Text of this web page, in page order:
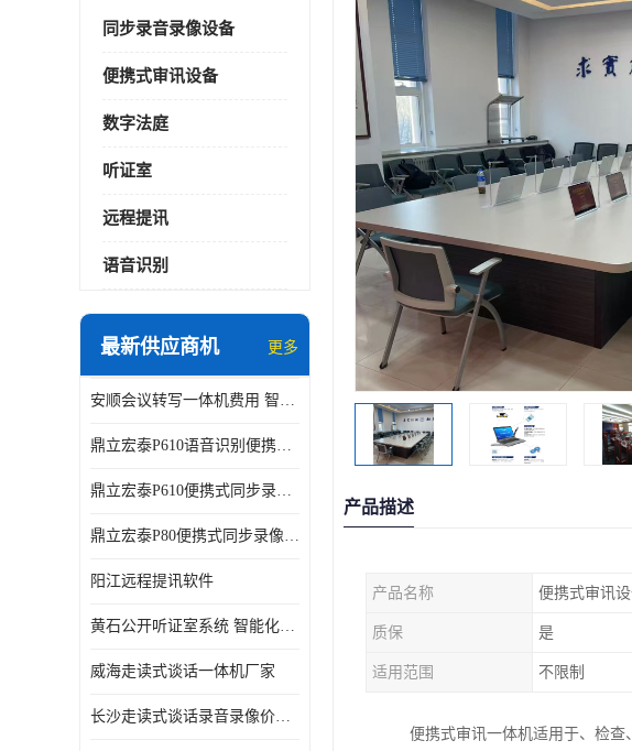
同步录音录像设备
便携式审讯设备
数字法庭
听证室
远程提讯
语音识别
最新供应商机 更多
安顺会议转写一体机费用 智能化水平
鼎立宏泰P610语音识别便携式同步录像设备支持双光驱加硬盘同步实时刻录哈希值加密画面合成远程指挥电子笔录温湿度音视频采集视频显示等功能于一体的移动办案终端
鼎立宏泰P610便携式同步录像设备支持双光驱加硬盘同步实时刻录哈希值加密画面合成远程指挥电子笔录温湿度音视频采集视频显示等功能于一体的移动办案终端
鼎立宏泰P80便携式同步录像设备支持双光驱加硬盘同步实时刻录哈希值加密画面合成远程指挥电子笔录温湿度音视频采集视频显示等功能于一体的移动办案终端
阳江远程提讯软件
黄石公开听证室系统 智能化水平
威海走读式谈话一体机厂家
长沙走读式谈话录音录像价格 高清录屏模式
产品描述
产品名称 便携式审讯
质保 是
适用范围 不限制
便携式审讯一体机适用于、检